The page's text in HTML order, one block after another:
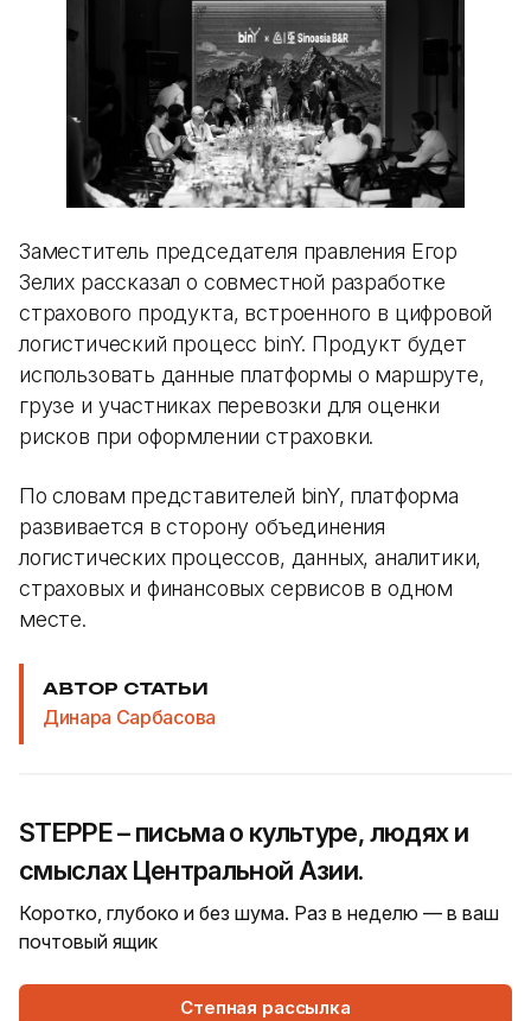
Заместитель председателя правления Егор
Зелих рассказал о совместной разработке
страхового продукта, встроенного в цифровой
логистический процесс binY. Продукт будет
использовать данные платформы о маршруте,
грузе и участниках перевозки для оценки
рисков при оформлении страховки.
По словам представителей binY, платформа
развивается в сторону объединения
логистических процессов, данных, аналитики,
страховых и финансовых сервисов в одном
месте.
АВТОР СТАТЬИ
Динара Сарбасова
STEPPE – письма о культуре, людях и
смыслах Центральной Азии.
Коротко, глубоко и без шума. Раз в неделю — в ваш
почтовый ящик
Степная рассылка